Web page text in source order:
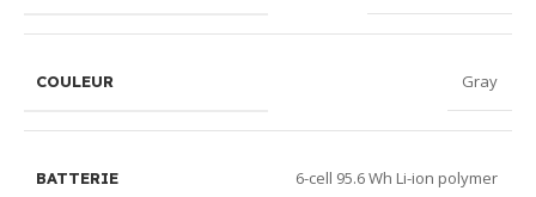
COULEUR Gray
BATTERIE 6-cell 95.6 Wh Li-ion polymer